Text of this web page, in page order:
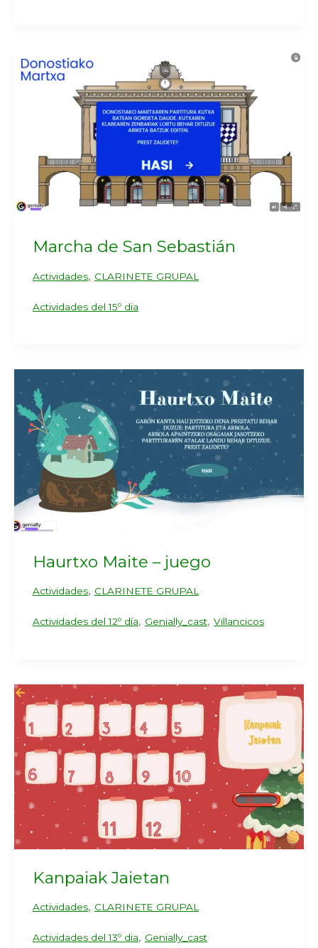
Marcha de San Sebastián
Actividades, CLARINETE GRUPAL
Actividades del 15º dia
Haurtxo Maite – juego
Actividades, CLARINETE GRUPAL
Actividades del 12º día, Genially_cast, Villancicos
Kanpaiak Jaietan
Actividades, CLARINETE GRUPAL
Actividades del 13º dia, Genially_cast